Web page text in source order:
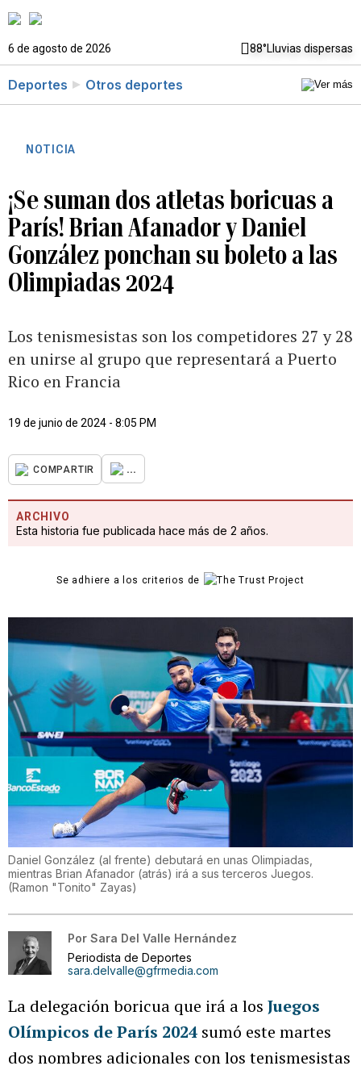
6 de agosto de 2026 88°Lluvias dispersas
Deportes Otros deportes
NOTICIA
¡Se suman dos atletas boricuas a
París! Brian Afanador y Daniel
González ponchan su boleto a las
Olimpiadas 2024
Los tenismesistas son los competidores 27 y 28
en unirse al grupo que representará a Puerto
Rico en Francia
19 de junio de 2024 - 8:05 PM
COMPARTIR ...
ARCHIVO
Esta historia fue publicada hace más de 2 años.
Se adhiere a los criterios de
Daniel González (al frente) debutará en unas Olimpiadas,
mientras Brian Afanador (atrás) irá a sus terceros Juegos.
(Ramon "Tonito" Zayas)
Por Sara Del Valle Hernández
Periodista de Deportes
sara.delvalle@gfrmedia.com
La delegación boricua que irá a los Juegos
Olímpicos de París 2024 sumó este martes
dos nombres adicionales con los tenismesistas